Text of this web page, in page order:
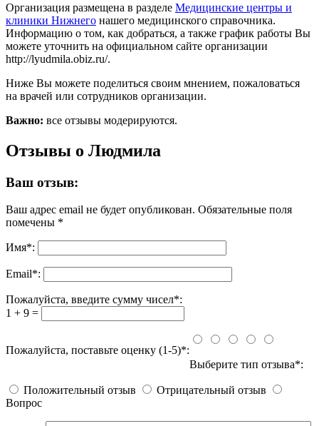
Организация размещена в разделе Медицинские центры и
клиники Нижнего нашего медицинского справочника.
Информацию о том, как добраться, а также график работы Вы
можете уточнить на официальном сайте организации
http://lyudmila.obiz.ru/.
Ниже Вы можете поделиться своим мнением, пожаловаться
на врачей или сотрудников организации.
Важно: все отзывы модерируются.
Отзывы о Людмила
Ваш отзыв:
Ваш адрес email не будет опубликован. Обязательные поля
помечены *
Имя*:
Email*:
Пожалуйста, введите сумму чисел*:
1 + 9 =
Пожалуйста, поставьте оценку (1-5)*:
Выберите тип отзыва*:
Положительный отзыв
Отрицательный отзыв
Вопрос